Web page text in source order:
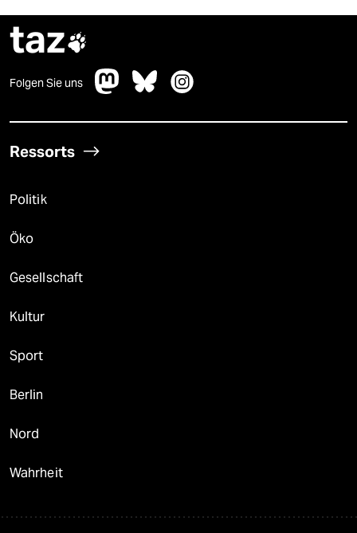
taz
Folgen Sie uns
Ressorts
Politik
Öko
Gesellschaft
Kultur
Sport
Berlin
Nord
Wahrheit